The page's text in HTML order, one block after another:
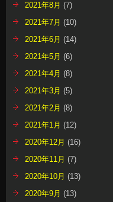
2021年8月 (7)
2021年7月 (10)
2021年6月 (14)
2021年5月 (6)
2021年4月 (8)
2021年3月 (5)
2021年2月 (8)
2021年1月 (12)
2020年12月 (16)
2020年11月 (7)
2020年10月 (13)
2020年9月 (13)